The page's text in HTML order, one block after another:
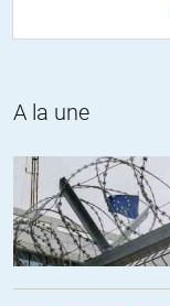
A la une